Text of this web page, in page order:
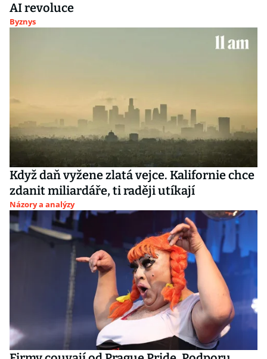
AI revoluce
Byznys
Když daň vyžene zlatá vejce. Kalifornie chce
zdanit miliardáře, ti raději utíkají
Názory a analýzy